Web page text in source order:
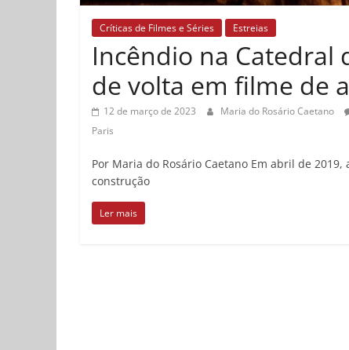
Críticas de Filmes e Séries Estreias
Incêndio na Catedral
de volta em filme de
12 de março de 2023 Maria do Rosário Caetano
Paris
Por Maria do Rosário Caetano Em abril de
construção
Ler mais